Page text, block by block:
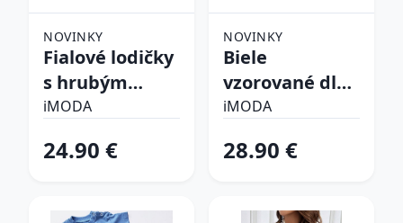
NOVINKY
Fialové lodičky
s hrubým
opätkom
iMODA
24.90 €
NOVINKY
Biele
vzorované dlhé
šaty
iMODA
28.90 €